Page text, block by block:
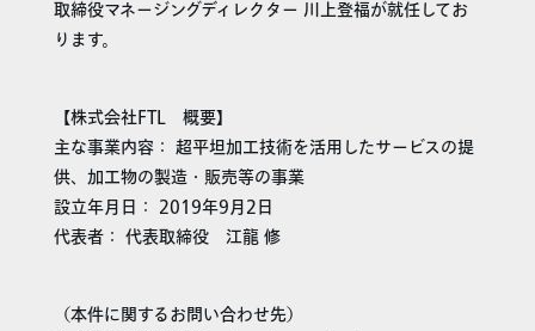
取締役マネージングディレクター 川上登福が就任してお
ります。
【株式会社FTL 概要】
主な事業内容： 超平坦加工技術を活用したサービスの提
供、加工物の製造・販売等の事業
設立年月日： 2019年9月2日
代表者： 代表取締役 江龍 修
（本件に関するお問い合わせ先）